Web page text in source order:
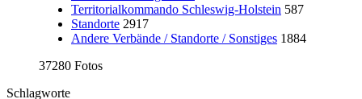
Territorialkommando Schleswig-Holstein 587
Standorte 2917
Andere Verbände / Standorte / Sonstiges 1884
37280 Fotos
Schlagworte